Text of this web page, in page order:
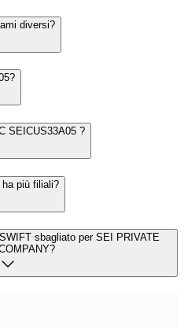
diversi?
SEICUS33A05 ?
più filiali?
sbagliato per SEI PRIVATE